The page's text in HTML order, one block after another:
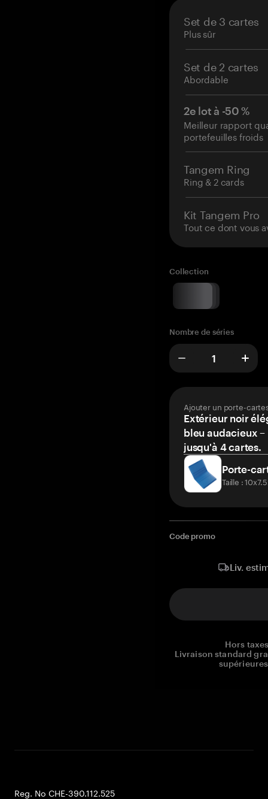
Set de 3 cartes
Plus sûr
Set de 2 cartes
Abordable
2e lot à -50 %
Meilleur rapport
portefeuilles froids
Tangem Ring
Ring & 2 cards
Kit Tangem Pro
Tout ce dont vous
Collection
Nombre de séries
Ajouter un porte-
Extérieur noir
bleu audacieux
jusqu'à 4 cartes.
Porte-
Taille :
Code promo
Liv.
Hors
Livraison standard
Reg. No CHE-390.112.525